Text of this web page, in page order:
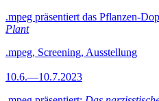
.mpeg präsentiert das Pflanzen-
Plant
.mpeg, Screening, Ausstellung
10.6.—10.7.2023